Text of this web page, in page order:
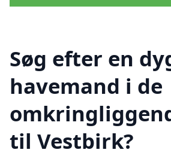
Søg efter en
havemand i de
til Vestbirk?